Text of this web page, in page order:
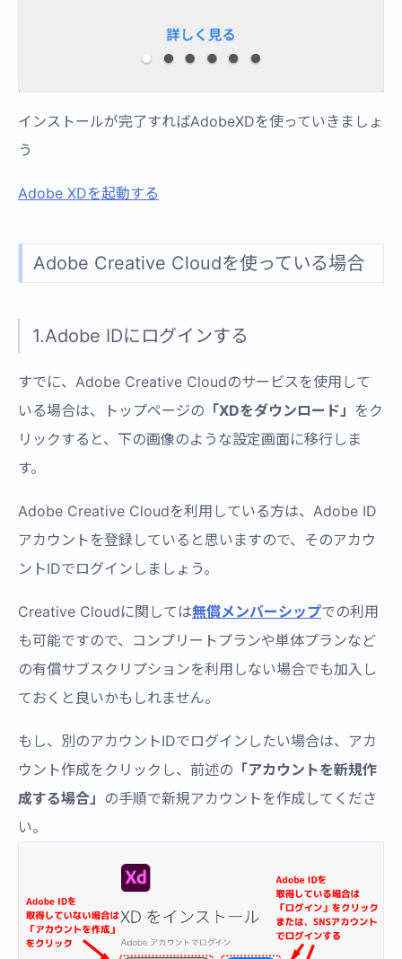
インストールが完了すればAdobeXDを使っていきましょ
う
Adobe XDを起動する
Adobe Creative Cloudを使っている場合
1.Adobe IDにログインする
すでに、Adobe Creative Cloudのサービスを使用して
いる場合は、トップページの 「XDをダウンロード」 をク
リックすると、下の画像のような設定画面に移行しま
す。
Adobe Creative Cloudを利用している方は、Adobe ID
アカウントを登録していると思いますので、そのアカウ
ントIDでログインしましょう。
Creative Cloudに関しては無償メンバーシップでの利用
も可能ですので、コンプリートプランや単体プランなど
の有償サブスクリプションを利用しない場合でも加入し
ておくと良いかもしれません。
もし、別のアカウントIDでログインしたい場合は、アカ
ウント作成をクリックし、前述の 「アカウントを新規作
成する場合」 の手順で新規アカウントを作成してくださ
い。